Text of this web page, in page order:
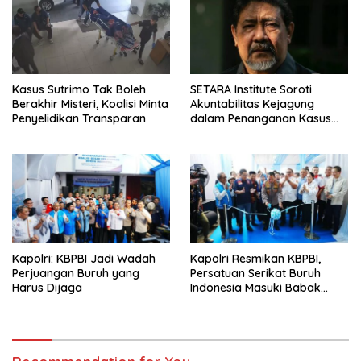
Kasus Sutrimo Tak Boleh
Berakhir Misteri, Koalisi Minta
Penyelidikan Transparan
SETARA Institute Soroti
Akuntabilitas Kejagung
dalam Penanganan Kasus
Kapolri: KBPBI Jadi Wadah
Perjuangan Buruh yang
Harus Dijaga
Kapolri Resmikan KBPBI,
Persatuan Serikat Buruh
Indonesia Masuki Babak